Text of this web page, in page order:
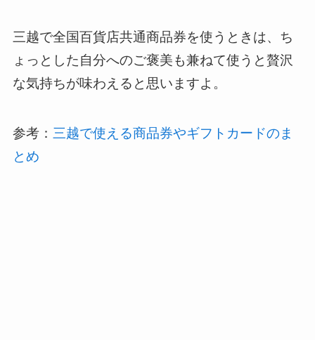
三越で全国百貨店共通商品券を使うときは、ち
ょっとした自分へのご褒美も兼ねて使うと贅沢
な気持ちが味わえると思いますよ。
参考： 三越で使える商品券やギフトカードのま
とめ